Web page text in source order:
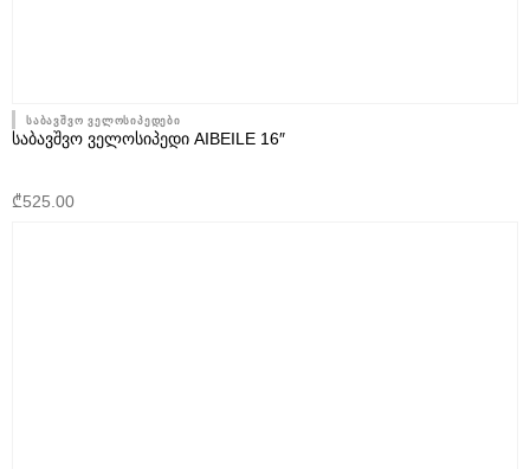
საბავშვო ველოსიპედები
ᲡᲐᲑᲐᲕᲨᲕᲝ ᲕᲔᲚᲝᲡᲘᲞᲔᲓᲘ AIBEILE 16″
₾525.00